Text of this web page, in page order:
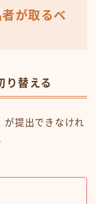
が取るべ
替える
が提出できなけれ